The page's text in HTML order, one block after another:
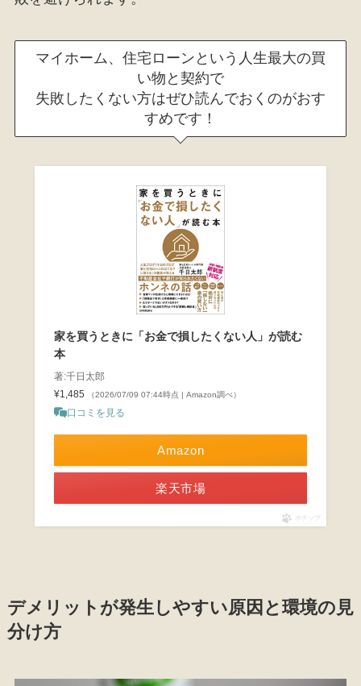
マイホーム、住宅ローンという人生最大の買
い物と契約で
失敗したくない方はぜひ読んでおくのがおす
すめです！
家を買うときに「お金で損したくない人」が読む
本
著:千日太郎
¥1,485
（2026/07/09 07:44時点 | Amazon調べ）
口コミを見る
Amazon
楽天市場
ポチップ
デメリットが発生しやすい原因と環境の見
分け方